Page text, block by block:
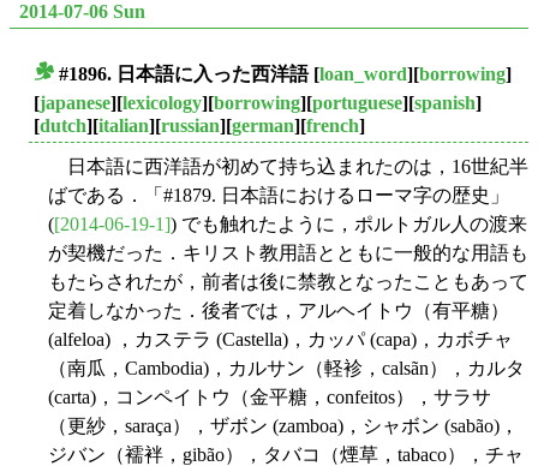
2014-07-06 Sun
#1896. 日本語に入った西洋語[loan_word][borrowing]
[japanese][lexicology][borrowing][portuguese][spanish]
[dutch][italian][russian][german][french]
日本語に西洋語が初めて持ち込まれたのは，16世紀半
ばである．「#1879. 日本語におけるローマ字の歴史」
([2014-06-19-1]) でも触れたように，ポルトガル人の渡来
が契機だった．キリスト教用語とともに一般的な用語も
もたらされたが，前者は後に禁教となったこともあって
定着しなかった．後者では，アルヘイトウ（有平糖）
(alfeloa) ，カステラ (Castella)，カッパ (capa)，カボチャ
（南瓜，Cambodia)，カルサン（軽袗，calsãn），カルタ
(carta)，コンペイトウ（金平糖，confeitos），サラサ
（更紗，saraça），ザボン (zamboa)，シャボン (sabão)，
ジバン（襦袢，gibão），タバコ（煙草，tabaco），チャ